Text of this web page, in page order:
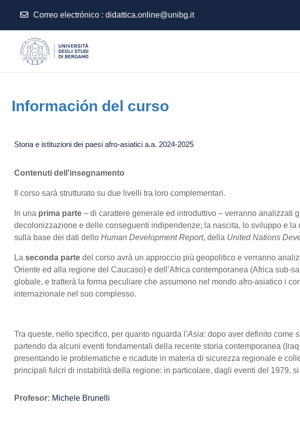
Correo electrónico : didattica.online@unibg.it
Información del curso
Storia e istituzioni dei paesi afro-asiatici a.a. 2024-2025
Contenuti dell'insegnamento
Il corso sarà strutturato su due livelli tra loro complementari.
In una prima parte – di carattere generale ed introduttivo – verranno analizzati
decolonizzazione e delle conseguenti indipendenze; la nascita, lo sviluppo e
sulla base dei dati dello Human Development Report, della United Nations
La seconda parte del corso avrà un approccio più geopolitico e verranno
Oriente ed alla regione del Caucaso) e dell’Africa contemporanea (Africa
globale, e tratterà la forma peculiare che assumono nel mondo afro-asiatico i
internazionale nel suo complesso.
Tra queste, nello specifico, per quanto riguarda l’Asia: dopo aver definito come
partendo da alcuni eventi fondamentali della recente storia contemporanea
presentando le problematiche e ricadute in materia di sicurezza regionale e
principali fulcri di instabilità della regione: in particolare, dagli eventi del 1979,
Profesor: Michele Brunelli